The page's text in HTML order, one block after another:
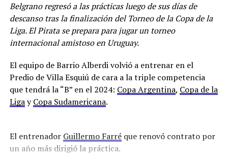
Belgrano regresó a las prácticas luego de sus días de
descanso tras la finalización del Torneo de la Copa de la
Liga. El Pirata se prepara para jugar un torneo
internacional amistoso en Uruguay.
El equipo de Barrio Alberdi volvió a entrenar en el
Predio de Villa Esquiú de cara a la triple competencia
que tendrá la “B” en el 2024: Copa Argentina, Copa de la
LigayCopa Sudamericana.
El entrenador Guillermo Farréque renovó contrato por
un año más dirigió la práctica.